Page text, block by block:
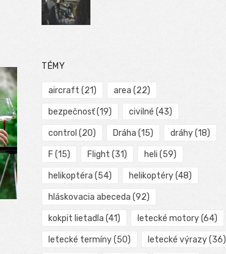
TÉMY
aircraft (21) area (22)
bezpečnosť(19) civilné (43)
control (20) Dráha (15) dráhy(18)
F (15) Flight (31) heli (59)
helikoptéra (54) helikoptéry(48)
hláskovacia abeceda (92)
kokpit lietadla (41) letecké motory(64)
letecké termíny(50) letecké výrazy(36)